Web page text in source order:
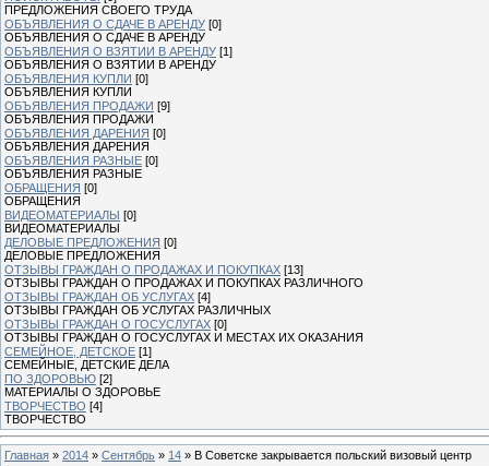
ПРЕДЛОЖЕНИЯ СВОЕГО ТРУДА
ОБЪЯВЛЕНИЯ О СДАЧЕ В АРЕНДУ [0]
ОБЪЯВЛЕНИЯ О СДАЧЕ В АРЕНДУ
ОБЪЯВЛЕНИЯ О ВЗЯТИИ В АРЕНДУ [1]
ОБЪЯВЛЕНИЯ О ВЗЯТИИ В АРЕНДУ
ОБЪЯВЛЕНИЯ КУПЛИ [0]
ОБЪЯВЛЕНИЯ КУПЛИ
ОБЪЯВЛЕНИЯ ПРОДАЖИ [9]
ОБЪЯВЛЕНИЯ ПРОДАЖИ
ОБЪЯВЛЕНИЯ ДАРЕНИЯ [0]
ОБЪЯВЛЕНИЯ ДАРЕНИЯ
ОБЪЯВЛЕНИЯ РАЗНЫЕ [0]
ОБЪЯВЛЕНИЯ РАЗНЫЕ
ОБРАЩЕНИЯ [0]
ОБРАЩЕНИЯ
ВИДЕОМАТЕРИАЛЫ [0]
ВИДЕОМАТЕРИАЛЫ
ДЕЛОВЫЕ ПРЕДЛОЖЕНИЯ [0]
ДЕЛОВЫЕ ПРЕДЛОЖЕНИЯ
ОТЗЫВЫ ГРАЖДАН О ПРОДАЖАХ И ПОКУПКАХ [13]
ОТЗЫВЫ ГРАЖДАН О ПРОДАЖАХ И ПОКУПКАХ РАЗЛИЧНОГО
ОТЗЫВЫ ГРАЖДАН ОБ УСЛУГАХ [4]
ОТЗЫВЫ ГРАЖДАН ОБ УСЛУГАХ РАЗЛИЧНЫХ
ОТЗЫВЫ ГРАЖДАН О ГОСУСЛУГАХ [0]
ОТЗЫВЫ ГРАЖДАН О ГОСУСЛУГАХ И МЕСТАХ ИХ ОКАЗАНИЯ
СЕМЕЙНОЕ, ДЕТСКОЕ [1]
СЕМЕЙНЫЕ, ДЕТСКИЕ ДЕЛА
ПО ЗДОРОВЬЮ [2]
МАТЕРИАЛЫ О ЗДОРОВЬЕ
ТВОРЧЕСТВО [4]
ТВОРЧЕСТВО
Главная » 2014 » Сентябрь » 14 » В Советске закрывается польский визовый центр